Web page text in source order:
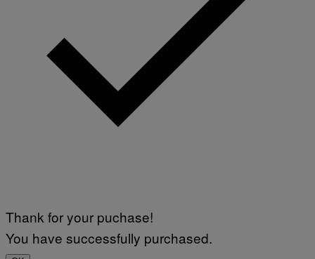
Thank for your puchase!
You have successfully purchased.